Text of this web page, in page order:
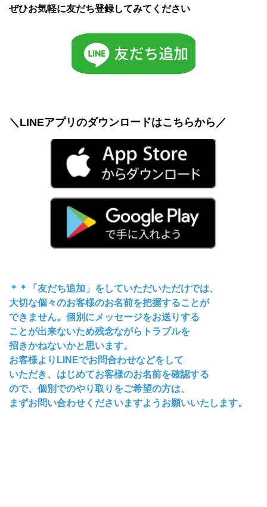
ぜひお気軽に友だち登録してみてください
＼LINEアプリのダウンロードはこちらから／
＊＊「友だち追加」をしていただいただけでは、
大切な個々のお客様のお名前を把握することが
できません。個別にメッセージをお送りする
ことが出来ないため残念ながらトラブルを
招きかねないかと思います。
お客様よりLINEでお問合わせなどをして
いただき、はじめてお客様のお名前を確認する
ので、個別でのやり取りをご希望の方は、
まずお問い合わせくださいますようお願いいたします。